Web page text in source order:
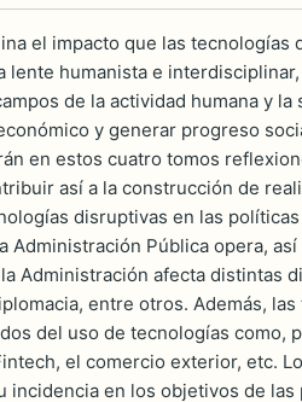
el impacto que las tecnologías
humanista e
de la actividad humana y
y generar progreso
en estos cuatro tomos
así a la construc­ción de
disruptivas en las
Pública opera,
Administración afecta distintas
entre otros. Además,
del uso de tecnologías como,
el comercio exterior, etc.
en los objetivos de